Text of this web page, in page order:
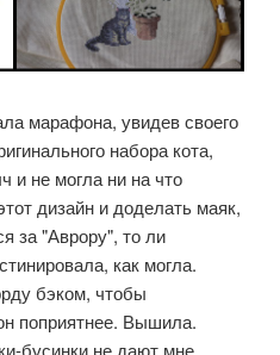
марафона, увидев своего
набора кота,
и не могла ни на что
дизайн и доделать маяк,
за "Аврору", то ли
как могла.
бэком, чтобы
поприятнее. Вышила.
бусинки не дают мне